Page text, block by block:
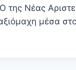
Νέας
μέσα